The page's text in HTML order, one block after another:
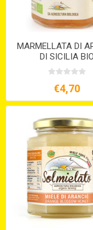
MARMELLATA DI
DI SICILIA BIO
€4,70